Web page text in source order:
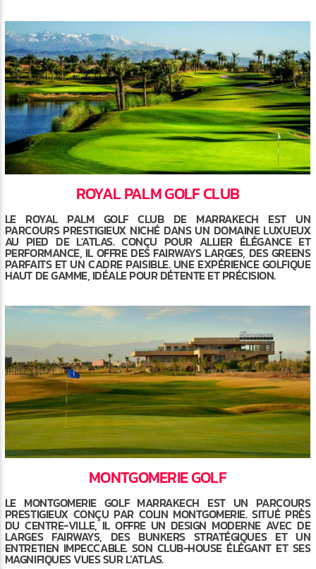
ROYAL PALM GOLF CLUB
LE ROYAL PALM GOLF CLUB DE MARRAKECH EST UN
PARCOURS PRESTIGIEUX NICHÉ DANS UN DOMAINE LUXUEUX
AU PIED DE L’ATLAS. CONÇU POUR ALLIER ÉLÉGANCE ET
PERFORMANCE, IL OFFRE DES FAIRWAYS LARGES, DES GREENS
PARFAITS ET UN CADRE PAISIBLE. UNE EXPÉRIENCE GOLFIQUE
HAUT DE GAMME, IDÉALE POUR DÉTENTE ET PRÉCISION.
MONTGOMERIE GOLF
LE MONTGOMERIE GOLF MARRAKECH EST UN PARCOURS
PRESTIGIEUX CONÇU PAR COLIN MONTGOMERIE. SITUÉ PRÈS
DU CENTRE-VILLE, IL OFFRE UN DESIGN MODERNE AVEC DE
LARGES FAIRWAYS, DES BUNKERS STRATÉGIQUES ET UN
ENTRETIEN IMPECCABLE. SON CLUB-HOUSE ÉLÉGANT ET SES
MAGNIFIQUES VUES SUR L’ATLAS.